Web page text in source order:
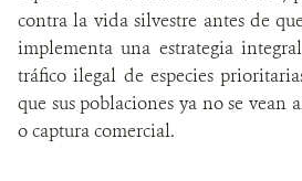
contra la vida silvestre antes de
implementa una estrategia
tráfico ilegal de especies
que sus poblaciones ya no se vean
o captura comercial.